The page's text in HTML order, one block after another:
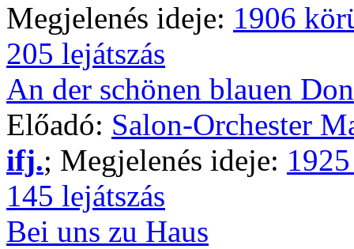
Megjelenés ideje: 1906
205 lejátszás
An der schönen blauen
Előadó: Salon-Orchester
ifj.; Megjelenés ideje:
145 lejátszás
Bei uns zu Haus